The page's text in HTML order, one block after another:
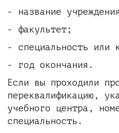
- название
- факультет;
- специальность или
- год окончания.
Если вы проходили
переквалификацию,
учебного центра,
специальность.